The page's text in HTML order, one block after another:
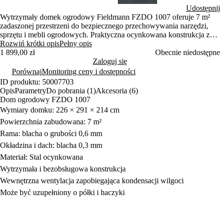
Udostępnij
Wytrzymały domek ogrodowy Fieldmann FZDO 1007 oferuje 7 m²
zadaszonej przestrzeni do bezpiecznego przechowywania narzędzi,
sprzętu i mebli ogrodowych. Praktyczna ocynkowana konstrukcja z
wentylacją zapewnia długą żywotność bez konserwacji. Kompaktowe
wymiary 226 × 291 × 214 cm zmieszczą się w każdym ogrodzie.
Rozwiń krótki opisPełny opis
1 899,00 zł
Obecnie niedostępne
Zaloguj się
PorównajMonitoring ceny i dostępności
ID produktu: 50007703
OpisParametryDo pobrania (1)Akcesoria (6)
Dom ogrodowy FZDO 1007
Wymiary domku: 226 × 291 × 214 cm
Powierzchnia zabudowana: 7 m²
Rama: blacha o grubości 0,6 mm
Okładzina i dach: blacha 0,3 mm
Materiał: Stal ocynkowana
Wytrzymała i bezobsługowa konstrukcja
Wewnętrzna wentylacja zapobiegająca kondensacji wilgoci
Może być uzupełniony o półki i haczyki